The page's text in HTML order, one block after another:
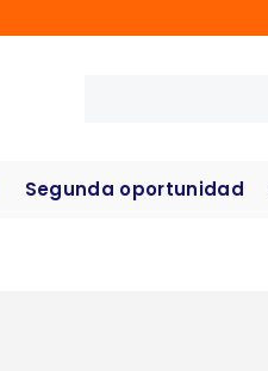
Segunda oportunidad